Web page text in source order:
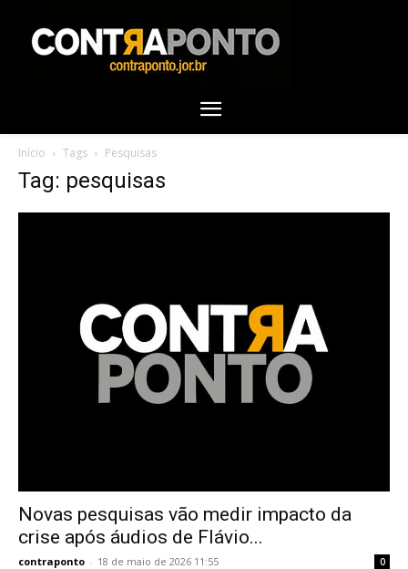
Início Tags Pesquisas
Tag: pesquisas
Novas pesquisas vão medir impacto da
crise após áudios de Flávio...
contraponto - 18 de maio de 2026 11:55 0